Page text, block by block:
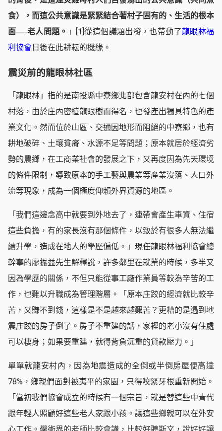
食），而這公共意識是緊緊結合著村子固有的、生活的根本
面──老人問題。 」 [1]從這個議題出發，也帶動了龍眼林福
利協會 日後在此耕耘的機緣。
震災前的龍眼林社區
「龍眼林」指的是南投縣中寮鄉北部包含龍安村在內的七個
村落，由於庄內密植龍眼樹而得名，也發產出獨具特色的產
業文化。然而位於山區、交通因地形而阻絕的中寮鄉，也有
耕地破碎、土壤貧瘠、水源不足等問題；原本就居於經濟劣
勢的農鄉，在工商業社會的發展之下，又再度因為先天環境
的條件限制，導致原本的手工藝與農業等產業沒落、人口外
流等現象，成為一個極度仰賴外界資源的地區。
「我們這邊念高中就要到外地去了，連帶會產生車資、住宿
這些負擔，有的家長沒有那個條件，以致於有很多人無法繼
續升學，造成在地人的學歷偏低。」現任龍眼林福利協會總
幹事的廖振益先生解釋說，許多鄰里在就業的時候，多半又
因為學歷的關係，不但只能從事工廠作業員等較為辛苦的工
作，也難以升職成為管理階層。「原本庄跤的經濟就比較辛
苦，又賺不到錢，這樣是不是越來越艱苦？更糟的是遇到地
震庄跤的房子倒了。房子不重建的話，家裡的老小沒有住處
可以棲身；如果要重建，就得背負沉重的貸款壓力。」
單單就龍安村內，因為地震造成的全倒或半倒房屋便高達
78%，鄉親們面對被夷平的家園，只得咬緊牙根重新開始。
「當初我們協會成立的時候有一個宗旨，就是替這些中青代
跟年輕人照顧好這些老人家跟小孩。讓這些鄉親可以在外安
心工作。學術界的老師比較會講，比較好聽斯文，說好好讓